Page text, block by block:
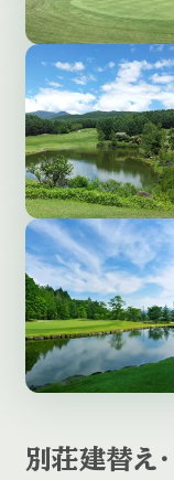
別荘建替え